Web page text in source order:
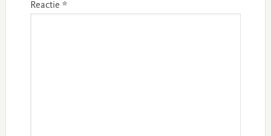
Reactie *